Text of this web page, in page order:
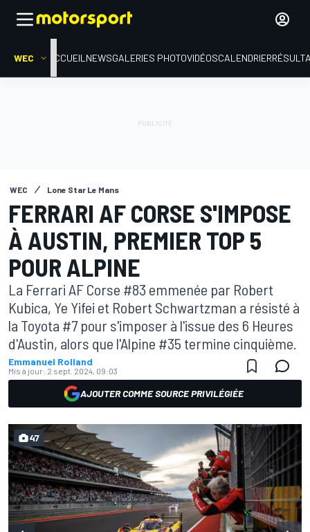
WEC ACCUEIL NEWSGALERIES PHOTOVIDÉOSCALENDRIER
WEC Lone Star Le Mans
FERRARI AF CORSE S'IMPOSE
À AUSTIN, PREMIER TOP 5
POUR ALPINE
La Ferrari AF Corse #83 emmenée par Robert
Kubica, Ye Yifei et Robert Schwartzman a résisté à
la Toyota #7 pour s'imposer à l'issue des 6 Heures
d'Austin, alors que l'Alpine #35 termine cinquième.
Emmanuel Rolland
Mis à jour: 2 sept. 2024, 09:03
AJOUTER COMME SOURCE PRIVILÉGIÉE
47